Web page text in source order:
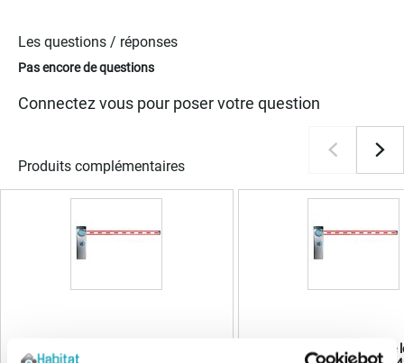
Les questions / réponses
Pas encore de questions
Connectez vous pour poser votre question
Produits complémentaires
Nice Signo4 kit barrière